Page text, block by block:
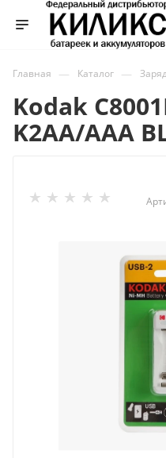
Главная — Каталог —
Kodak
K2AA/AAA